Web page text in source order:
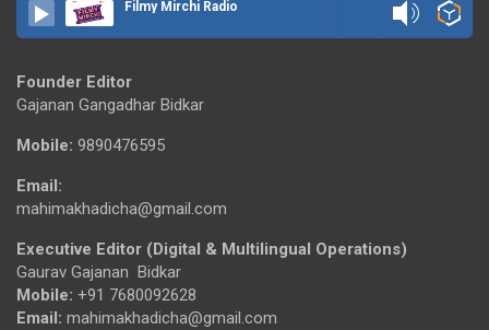
Filmy Mirchi Radio
Founder Editor
Gajanan Gangadhar Bidkar
Mobile: 9890476595
Email:
mahimakhadicha@gmail.com
Executive Editor (Digital & Multilingual Operations)
Gaurav Gajanan Bidkar
Mobile: +91 7680092628
Email: mahimakhadicha@gmail.com